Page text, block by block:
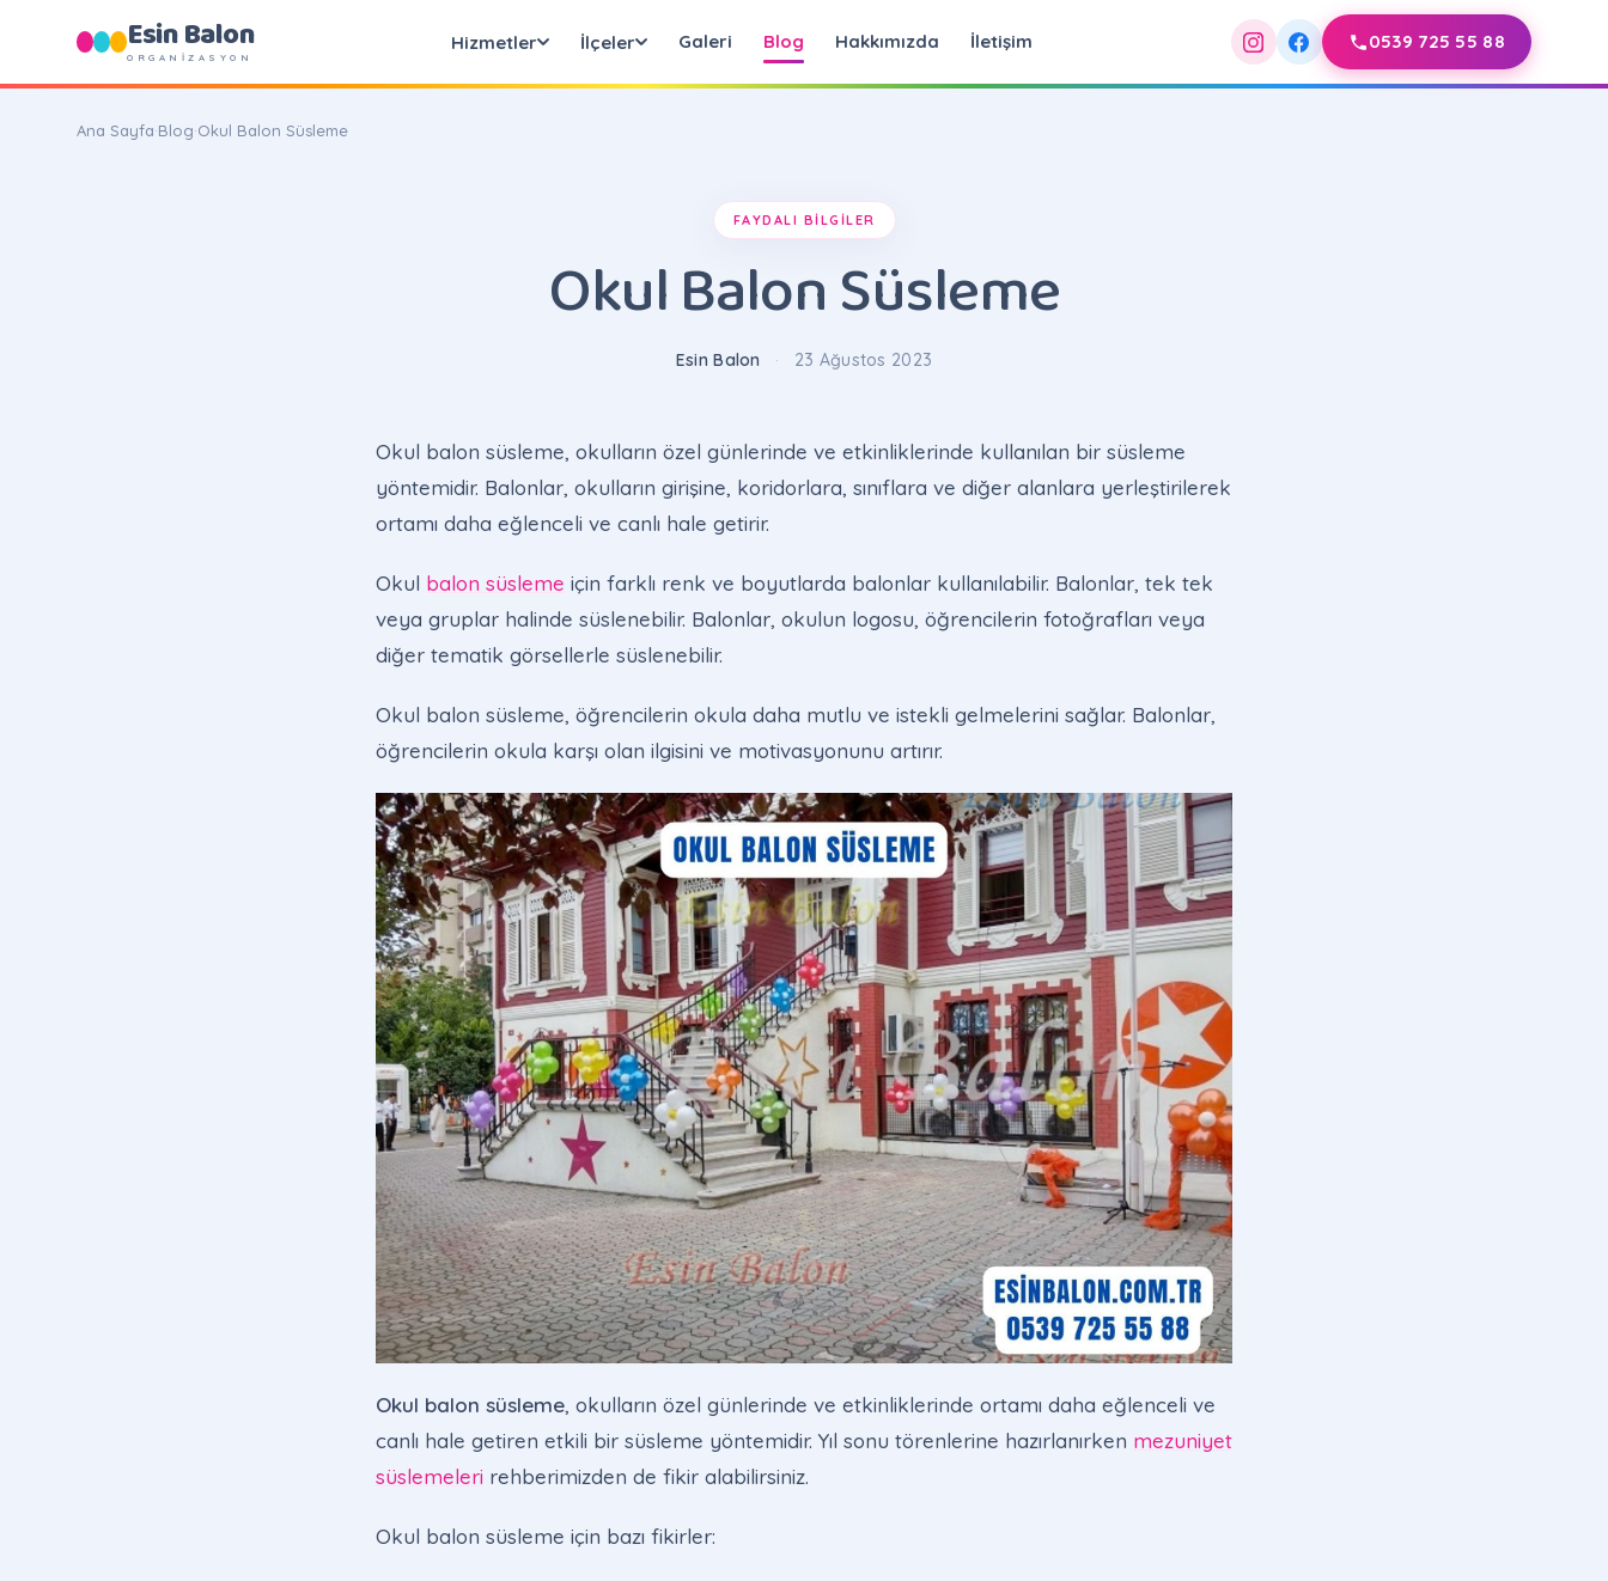
Esin Balon
ORGANİZASYON
Hizmetler İlçeler Galeri Blog Hakkımızda İletişim 0539 725 55 88
Ana Sayfa·Blog·Okul Balon Süsleme
FAYDALI BILGILER
Okul Balon Süsleme
Esin Balon · 23 Ağustos 2023
Okul balon süsleme, okulların özel günlerinde ve etkinliklerinde kullanılan bir süsleme
yöntemidir. Balonlar, okulların girişine, koridorlara, sınıflara ve diğer alanlara yerleştirilerek
ortamı daha eğlenceli ve canlı hale getirir.
Okul balon süsleme için farklı renk ve boyutlarda balonlar kullanılabilir. Balonlar, tek tek
veya gruplar halinde süslenebilir. Balonlar, okulun logosu, öğrencilerin fotoğrafları veya
diğer tematik görsellerle süslenebilir.
Okul balon süsleme, öğrencilerin okula daha mutlu ve istekli gelmelerini sağlar. Balonlar,
öğrencilerin okula karşı olan ilgisini ve motivasyonunu artırır.
Okul balon süsleme, okulların özel günlerinde ve etkinliklerinde ortamı daha eğlenceli ve
canlı hale getiren etkili bir süsleme yöntemidir. Yıl sonu törenlerine hazırlanırken mezuniyet
süslemeleri rehberimizden de fikir alabilirsiniz.
Okul balon süsleme için bazı fikirler: